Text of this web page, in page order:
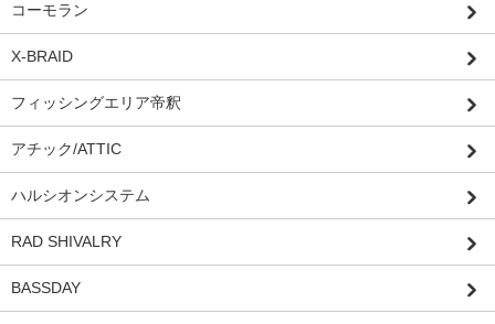
コーモラン
X-BRAID
フィッシングエリア帝釈
アチック/ATTIC
ハルシオンシステム
RAD SHIVALRY
BASSDAY